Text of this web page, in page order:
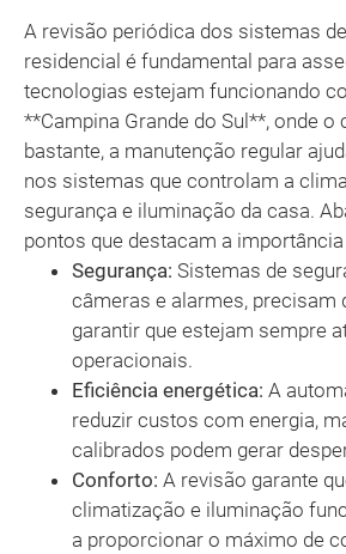
A revisão periódica dos sistemas
residencial é fundamental para
tecnologias estejam funcionando
**Campina Grande do Sul**, onde o
bastante, a manutenção regular
nos sistemas que controlam a
segurança e iluminação da casa.
pontos que destacam a
Segurança: Sistemas de
câmeras e alarmes, precisam
garantir que estejam sempre
operacionais.
Eficiência energética: A
reduzir custos com energia,
calibrados podem gerar
Conforto: A revisão garante
climatização e iluminação
a proporcionar o máximo de